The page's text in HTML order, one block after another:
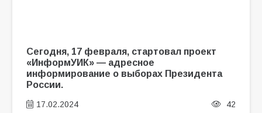
Сегодня, 17 февраля, стартовал проект
«ИнформУИК» — адресное
информирование о выборах Президента
России.
17.02.2024 42